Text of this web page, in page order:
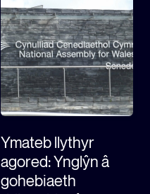
Ymateb llythyr
agored: Ynglŷn â
gohebiaeth